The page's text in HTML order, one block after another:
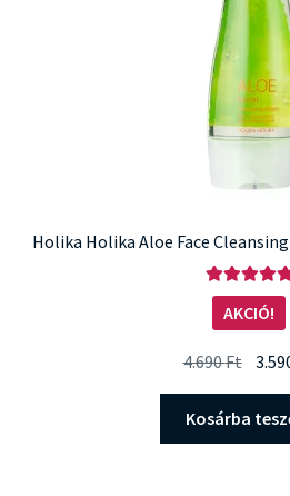
Holika Holika Aloe Face
Értékelés:
5.00/ 5
AKCIÓ!
4.690Ft
price
was:
4.690
Kosárba